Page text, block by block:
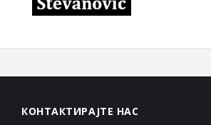
КОНТАКТИРАЈТЕ НАС